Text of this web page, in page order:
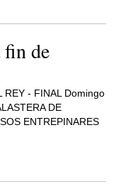
fin de
REY - FINAL Domingo
DE
ENTREPINARES